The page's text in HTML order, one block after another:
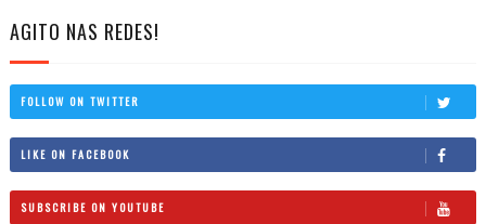
AGITO NAS REDES!
FOLLOW ON TWITTER
LIKE ON FACEBOOK
SUBSCRIBE ON YOUTUBE